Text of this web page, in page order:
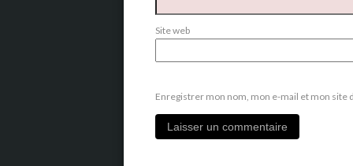
Site web
Enregistrer mon nom, mon e-mail et mon site